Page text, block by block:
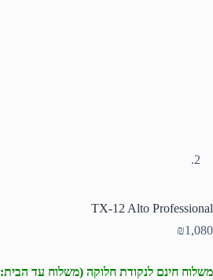
TX-12 Alto Professional
₪1,080
משלוח חינם לנקודת חלוקה (משלוח עד הבית: 50₪)